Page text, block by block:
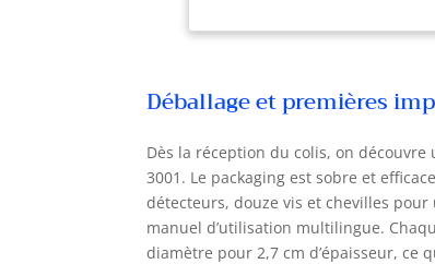
Déballage et premières
Dès la réception du colis, on découvre
3001. Le packaging est sobre et
détecteurs, douze vis et chevilles
manuel d’utilisation multilingue.
diamètre pour 2,7 cm d’épaisseur,